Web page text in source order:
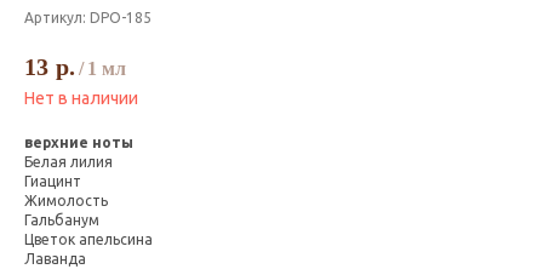
Артикул: DPO-185
13 р. / 1 мл
Нет в наличии
верхние ноты
Белая лилия
Гиацинт
Жимолость
Гальбанум
Цветок апельсина
Лаванда